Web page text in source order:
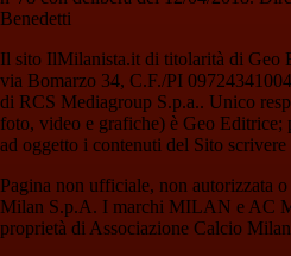
Benedetti
Il sito IlMilanista.it di titolarità di Geo
via Bomarzo 34, C.F./PI
di RCS Mediagroup S.p.a.. Unico
foto, video e grafiche) è Geo Editrice;
ad oggetto i contenuti del Sito
Pagina non ufficiale, non autorizzata
Milan S.p.A. I marchi MILAN e AC
proprietà di Associazione Calcio